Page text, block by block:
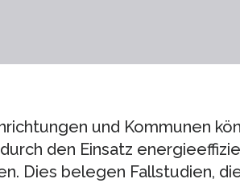
und Kommunen
den Einsatz
Dies belegen Fallstudien,